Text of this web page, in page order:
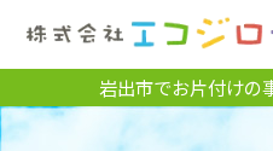
岩出市でお片付けの